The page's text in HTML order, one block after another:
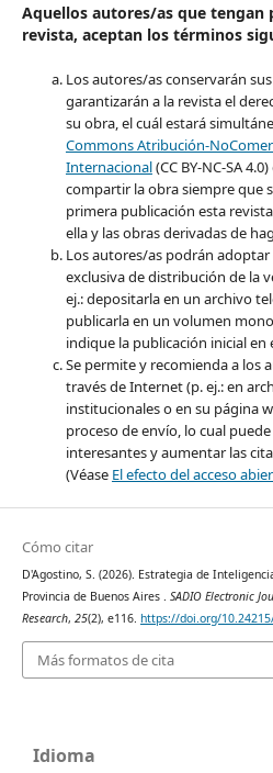
Aquellos autores/as que tengan
revista, aceptan los términos
Los autores/as conservarán
garantizarán a la revista el
su obra, el cuál estará
Commons Atribución-
Internacional(CC BY-NC-SA
compartir la obra siempre que
primera publicación esta
ella y las obras derivadas de
Los autores/as podrán
exclusiva de distribución de la
ej.: depositarla en un archivo
publicarla en un volumen
indique la publicación inicial en
Se permite y recomienda a los
través de Internet (p. ej.: en
institucionales o en su página
proceso de envío, lo cual
interesantes y aumentar las
(Véase El efecto del acceso
Cómo citar
D'Agostino, S. (2026). Estrategia de
Provincia de Buenos Aires . SADIO Electronic
Research, 25(2), e116. https://doi.org/
Más formatos de cita
Idioma